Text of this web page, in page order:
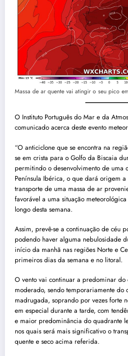
Massa de ar quente vai atingir o seu pico
O Instituto Português do Mar e da
comunicado acerca deste evento
“O anticiclone que se encontra na
se em crista para o Golfo da Biscaia
permitindo o desenvolvimento de uma
Península Ibérica, o que dará origem a
transporte de uma massa de ar
favorável a uma situação
longo desta semana.
Assim, prevê-se a continuação de céu
podendo haver alguma nebulosidade
início da manhã nas regiões Norte e
primeiros dias da semana e no litoral.
O vento vai continuar a predominar do
moderado, sendo temporariamente do
madrugada, soprando por vezes forte
em especial durante a tarde, com
e maior predominância do quadrante
nos quais será mais significativo o
quente e seco acima referida.